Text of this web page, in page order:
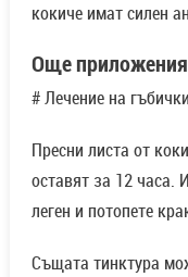
кокиче имат силен
Още
# Лечение на
Пресни листа от
оставят за 12 часа.
леген и потопете
Същата тинктура